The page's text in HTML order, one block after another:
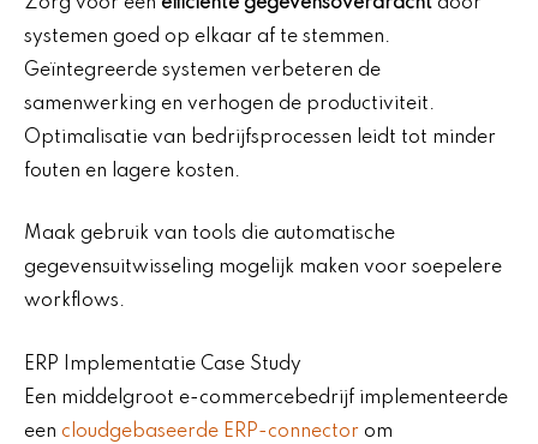
systemen goed op elkaar af te stemmen.
Geïntegreerde systemen verbeteren de
samenwerking en verhogen de productiviteit.
Optimalisatie van bedrijfsprocessen leidt tot minder
fouten en lagere kosten.
Maak gebruik van tools die automatische
gegevensuitwisseling mogelijk maken voor soepelere
workflows.
ERP Implementatie Case Study
Een middelgroot e-commercebedrijf implementeerde
een cloudgebaseerde ERP-connector om